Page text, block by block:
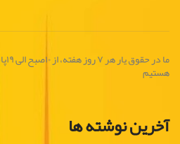
هستیم
آخرین نوشته ها